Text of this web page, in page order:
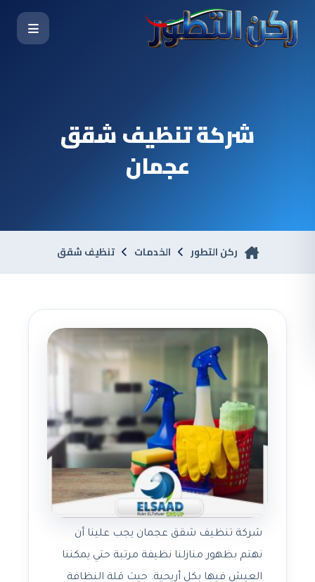
شركة تنظيف شقق
عجمان
ركن التطور الخدمات تنظيف شقق
شركة تنظيف شقق عجمان يجب علينا أن
نهتم بظهور منازلنا نظيفة مرتبة حتي يمكننا
العيش فيها بكل أريحية. حيث قلة النظافة